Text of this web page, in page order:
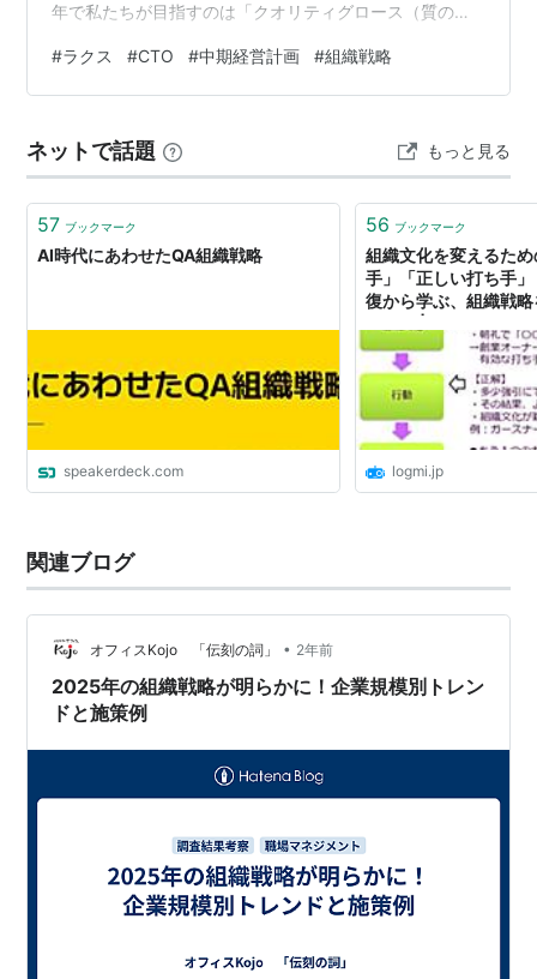
年で私たちが目指すのは「クオリティグロース（質の高
え、真の意味で「強い」組織へと進化させるフェーズに
入ります。 この方針のもと、次の中期経営計画で開発本
めに不可欠な3つの変革について、簡単ではありますが共
有できればと思います。
#ラクス #CTO #中期経営計画 #組織戦略
ネットで話題 もっと見る
57 ブックマーク
AI時代にあわせたQA組織戦略
speakerdeck.com
56 ブックマーク
組織文化を変えるた
手」「正しい打ち手
復から学ぶ、組織戦
logmi.jp
関連ブログ
オフィスKojo 「伝刻の詞」 • 2年前
2025年の組織戦略が明らかに！企業規模別トレン
ドと施策例